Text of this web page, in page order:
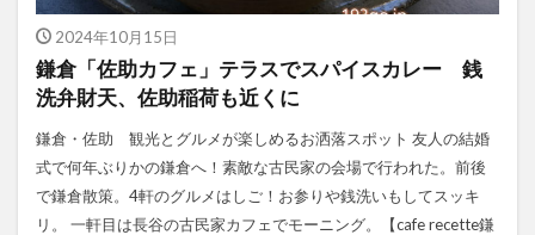
2024年10月15日
鎌倉「佐助カフェ」テラスでスパイスカレー 銭
洗弁財天、佐助稲荷も近くに
鎌倉・佐助 観光とグルメが楽しめるお洒落スポット 友人の結婚
式で何年ぶりかの鎌倉へ！素敵な古民家の会場で行われた。前後
で鎌倉散策。4軒のグルメはしご！お参りや銭洗いもしてスッキ
リ。 一軒目は長谷の古民家カフェでモーニング。【cafe recette鎌